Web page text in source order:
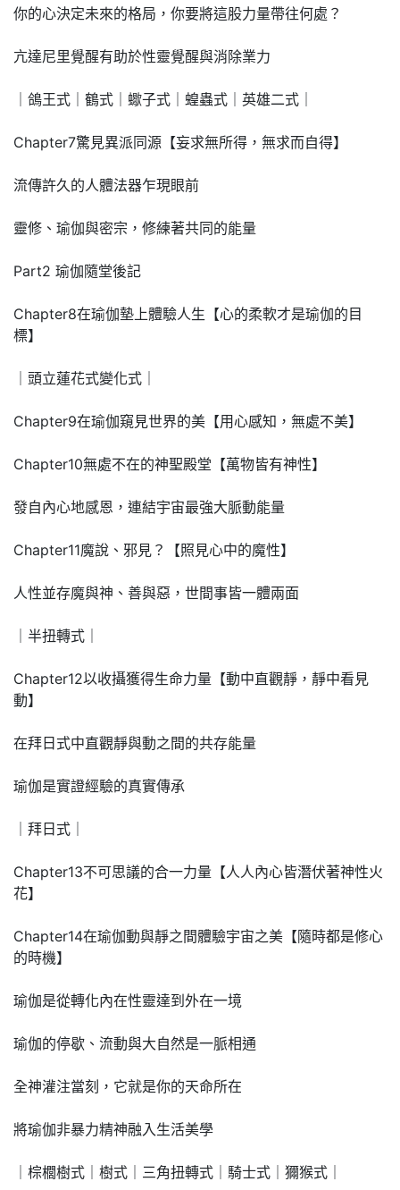
你的心決定未來的格局，你要將這股力量帶往何處？
亢達尼里覺醒有助於性靈覺醒與消除業力
｜鴿王式｜鶴式｜蠍子式｜蝗蟲式｜英雄二式｜
Chapter7驚見異派同源【妄求無所得，無求而自得】
流傳許久的人體法器乍現眼前
靈修、瑜伽與密宗，修練著共同的能量
Part2 瑜伽隨堂後記
Chapter8在瑜伽墊上體驗人生【心的柔軟才是瑜伽的目
標】
｜頭立蓮花式變化式｜
Chapter9在瑜伽窺見世界的美【用心感知，無處不美】
Chapter10無處不在的神聖殿堂【萬物皆有神性】
發自內心地感恩，連結宇宙最強大脈動能量
Chapter11魔說、邪見？【照見心中的魔性】
人性並存魔與神、善與惡，世間事皆一體兩面
｜半扭轉式｜
Chapter12以收攝獲得生命力量【動中直觀靜，靜中看見
動】
在拜日式中直觀靜與動之間的共存能量
瑜伽是實證經驗的真實傳承
｜拜日式｜
Chapter13不可思議的合一力量【人人內心皆潛伏著神性火
花】
Chapter14在瑜伽動與靜之間體驗宇宙之美【隨時都是修心
的時機】
瑜伽是從轉化內在性靈達到外在一境
瑜伽的停歇、流動與大自然是一脈相通
全神灌注當刻，它就是你的天命所在
將瑜伽非暴力精神融入生活美學
｜棕櫚樹式｜樹式｜三角扭轉式｜騎士式｜獮猴式｜